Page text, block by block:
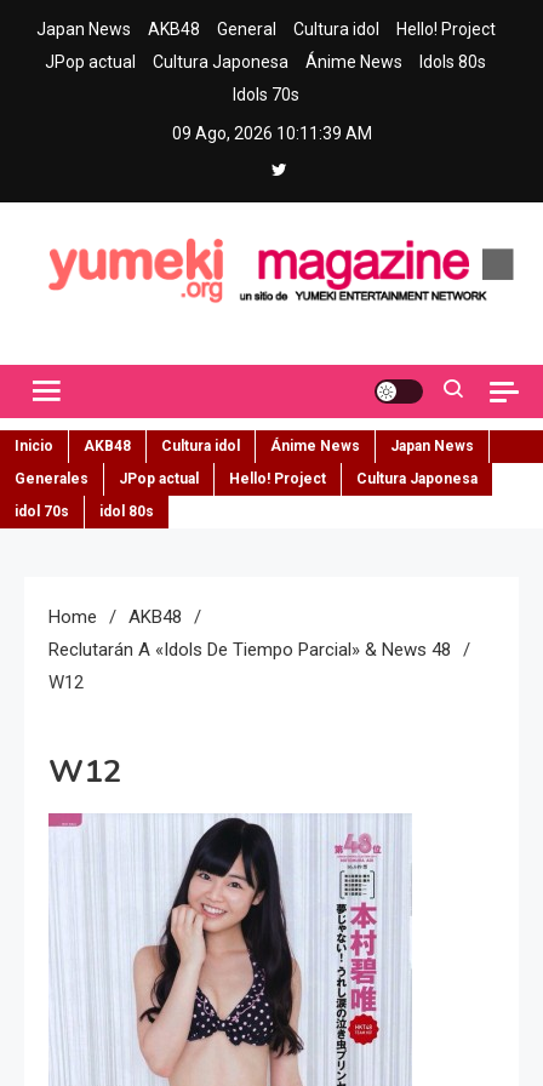
Japan News AKB48 General Cultura idol
Hello! Project
JPop actual
Cultura Japonesa Ánime News
Idols 80s
Idols 70s
09 Ago, 2026 10:11:40 AM
Inicio AKB48 Cultura idol Ánime News
Japan News
Generales
JPop actual Hello! Project
Cultura Japonesa
idol 70s
idol 80s
Home
AKB48
Reclutarán A «Idols De Tiempo Parcial» & News 48
W12
W12